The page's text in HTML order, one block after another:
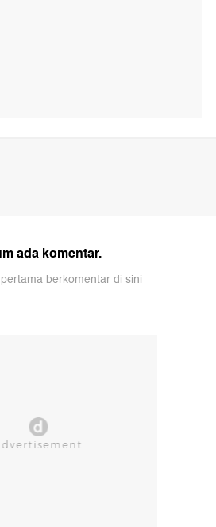
ada komentar.
berkomentar di sini